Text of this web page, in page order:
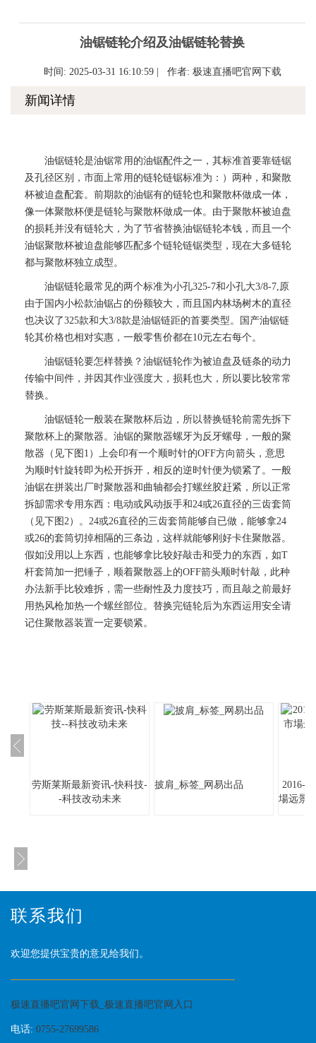
油锯链轮介绍及油锯链轮替换
时间: 2025-03-31 16:10:59 | 作者: 极速直播吧官网下载
新闻详情
油锯链轮是油锯常用的油锯配件之一，其标准首要靠链锯
及孔径区别，市面上常用的链轮链锯标准为：）两种，和聚散
杯被迫盘配套。前期款的油锯有的链轮也和聚散杯做成一体，
像一体聚散杯便是链轮与聚散杯做成一体。由于聚散杯被迫盘
的损耗并没有链轮大，为了节省替换油锯链轮本钱，而且一个
油锯聚散杯被迫盘能够匹配多个链轮链锯类型，现在大多链轮
都与聚散杯独立成型。
油锯链轮最常见的两个标准为小孔325-7和小孔大3/8-7,原
由于国内小松款油锯占的份额较大，而且国内林场树木的直径
也决议了325款和大3/8款是油锯链距的首要类型。国产油锯链
轮其价格也相对实惠，一般零售价都在10元左右每个。
油锯链轮要怎样替换？油锯链轮作为被迫盘及链条的动力
传输中间件，并因其作业强度大，损耗也大，所以要比较常常
替换。
油锯链轮一般装在聚散杯后边，所以替换链轮前需先拆下
聚散杯上的聚散器。油锯的聚散器螺牙为反牙螺母，一般的聚
散器（见下图1）上会印有一个顺时针的OFF方向箭头，意思
为顺时针旋转即为松开拆开，相反的逆时针便为锁紧了。一般
油锯在拼装出厂时聚散器和曲轴都会打螺丝胶赶紧，所以正常
拆缷需求专用东西：电动或风动扳手和24或26直径的三齿套筒
（见下图2）。24或26直径的三齿套筒能够自已做，能够拿24
或26的套筒切掉相隔的三条边，这样就能够刚好卡住聚散器。
假如没用以上东西，也能够拿比较好敲击和受力的东西，如T
杆套筒加一把锤子，顺着聚散器上的OFF箭头顺时针敲，此种
办法新手比较难拆，需一些耐性及力度技巧，而且敲之前最好
用热风枪加热一个螺丝部位。替换完链轮后为东西运用安全请
记住聚散器装置一定要锁紧。
劳斯莱斯最新资讯-快科技-
-科技改动未来
披肩_标签_网易出品
2016-
場远景
联系我们
欢迎您提供宝贵的意见给我们。
极速直播吧官网下载_极速直播吧官网入口
电话: 0755-27699586